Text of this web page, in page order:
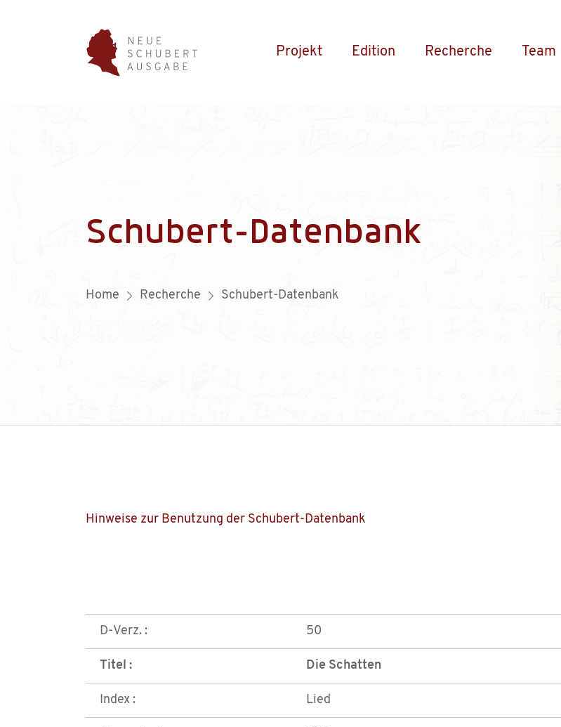
Projekt Edition Recherche Team
Schubert-Datenbank
Home Recherche Schubert-Datenbank
Hinweise zur Benutzung der Schubert-Datenbank
D-Verz. : 50
Titel : Die Schatten
Index : Lied